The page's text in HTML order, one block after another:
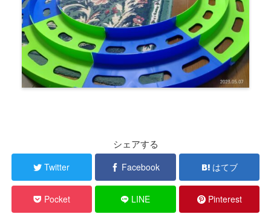
シェアする
Twitter Facebook はてブ
Pocket LINE Pinterest